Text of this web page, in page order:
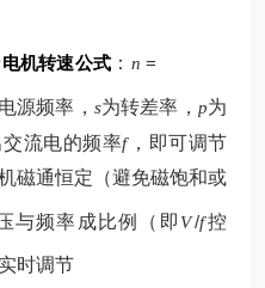
电机转速公式 ： n =
源频率， s为转差率， p为
流电的频率f，即可调节
磁通恒定（避免磁饱和或
与频率成比例（即 V /f控
时调节